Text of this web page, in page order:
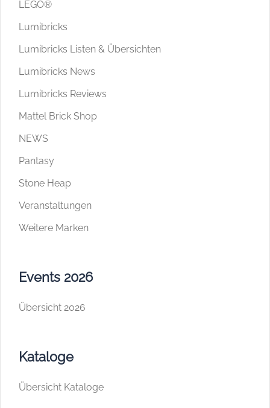
LEGO®
Lumibricks
Lumibricks Listen & Übersichten
Lumibricks News
Lumibricks Reviews
Mattel Brick Shop
NEWS
Pantasy
Stone Heap
Veranstaltungen
Weitere Marken
Events 2026
Übersicht 2026
Kataloge
Übersicht Kataloge